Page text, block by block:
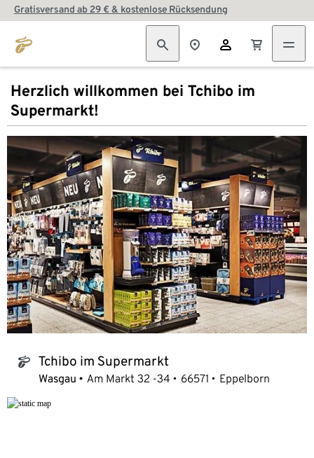
Gratisversand ab 29 € & kostenlose Rücksendung
Herzlich willkommen bei Tchibo im
Supermarkt!
tchibo_logo Tchibo im Supermarkt
Wasgau Am Markt 32 -34 66571 Eppelborn